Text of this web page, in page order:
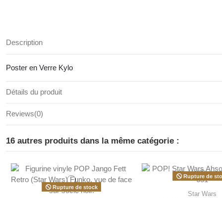
Description
Poster en Verre Kylo
Détails du produit
Reviews(0)
16 autres produits dans la même catégorie :
Rupture de stock
Rupture de
Star Wars